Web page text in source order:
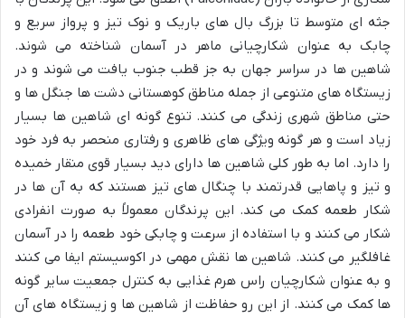
جثه ای متوسط تا بزرگ بال های باریک و نوک تیز و پرواز سریع و
چابک به عنوان شکارچیانی ماهر در آسمان شناخته می شوند.
شاهین ها در سراسر جهان به جز قطب جنوب یافت می شوند و در
زیستگاه های متنوعی از جمله مناطق کوهستانی دشت ها جنگل ها و
حتی مناطق شهری زندگی می کنند. تنوع گونه ای شاهین ها بسیار
زیاد است و هر گونه ویژگی های ظاهری و رفتاری منحصر به فرد خود
را دارد. اما به طور کلی شاهین ها دارای دید بسیار قوی منقار خمیده
و تیز و پاهایی قدرتمند با چنگال های تیز هستند که به آن ها در
شکار طعمه کمک می کند. این پرندگان معمولاً به صورت انفرادی
شکار می کنند و با استفاده از سرعت و چابکی خود طعمه را در آسمان
غافلگیر می کنند. شاهین ها نقش مهمی در اکوسیستم ایفا می کنند
و به عنوان شکارچیان راس هرم غذایی به کنترل جمعیت سایر گونه
ها کمک می کنند. از این رو حفاظت از شاهین ها و زیستگاه های آن